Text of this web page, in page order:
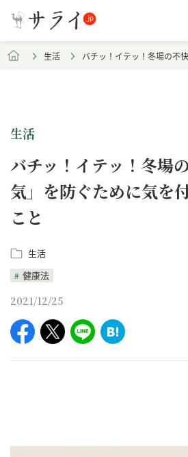
生活 バチッ！イテッ！冬場の不
生活
バチッ！イテッ！冬場
気」を防ぐために気を
こと
生活
健康法
2021/12/25